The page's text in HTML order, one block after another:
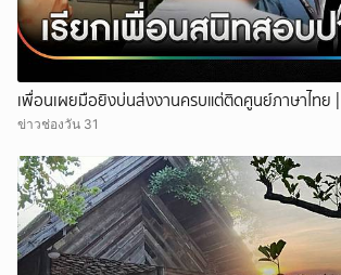
เพื่อนเผยมือยิงบ่นส่งงานครบแต่ติดศูนย์ภาษาไทย
ข่าวช่องวัน 31